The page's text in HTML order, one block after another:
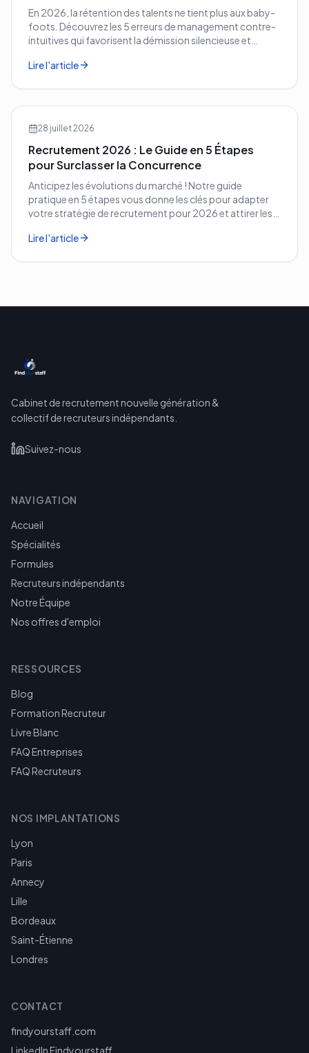
En 2026, la rétention des talents ne tient plus aux baby-
foots. Découvrez les 5 erreurs de management contre-
intuitives qui favorisent la démission silencieuse et
Lire l'article
28 juillet 2026
Recrutement 2026 : Le Guide en 5 Étapes
pour Surclasser la Concurrence
Anticipez les évolutions du marché ! Notre guide
pratique en 5 étapes vous donne les clés pour adapter
votre stratégie de recrutement pour 2026 et attirer les
Lire l'article
Cabinet de recrutement nouvelle génération &
collectif de recruteurs indépendants.
Suivez-nous
NAVIGATION
Accueil
Spécialités
Formules
Recruteurs indépendants
Notre Équipe
Nos offres d'emploi
RESSOURCES
Blog
Formation Recruteur
Livre Blanc
FAQ Entreprises
FAQ Recruteurs
NOS IMPLANTATIONS
Lyon
Paris
Annecy
Lille
Bordeaux
Saint-Étienne
Londres
CONTACT
findyourstaff.com
LinkedIn Findyourstaff